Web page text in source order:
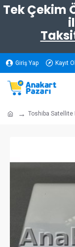
Tek Çekim
Giriş Yap Kayıt Ol
Toshiba Satellite